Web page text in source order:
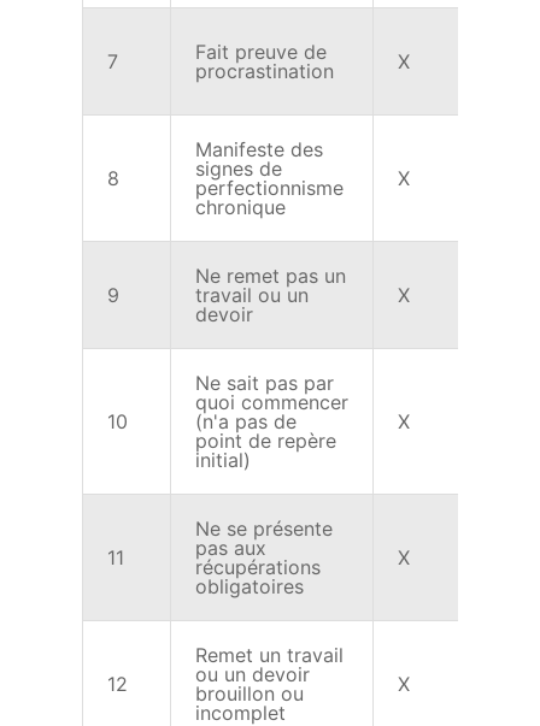
7
Fait preuve de
procrastination
X
8
Manifeste des
signes de
perfectionnisme
chronique
X
9
Ne remet pas un
travail ou un
devoir
X
10
Ne sait pas par
quoi commencer
(n'a pas de
point de repère
initial)
X
11
Ne se présente
pas aux
récupérations
obligatoires
X
12
Remet un travail
ou un devoir
brouillon ou
incomplet
X